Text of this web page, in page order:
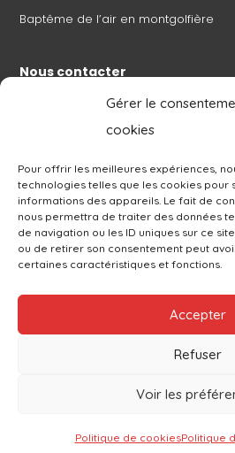
Gérer le
cookies
Pour offrir les meilleures expériences,
technologies telles que les cookies
informations des appareils. Le fait de
nous permettra de traiter des données
de navigation ou les ID uniques sur ce
ou de retirer son consentement peut
certaines caractéristiques et fonctions.
Accepter
Refuser
Voir les
Politique de cookiesPolitique
Baptême de l’air en montgolfière
Nous contacter
Nos actualités
Grand Est Mondial Air Ballons
Le blog de Philippe Buron-Pilâtre
politique de confidentialité / Gestion des
Aérodrome de Chambley, 11